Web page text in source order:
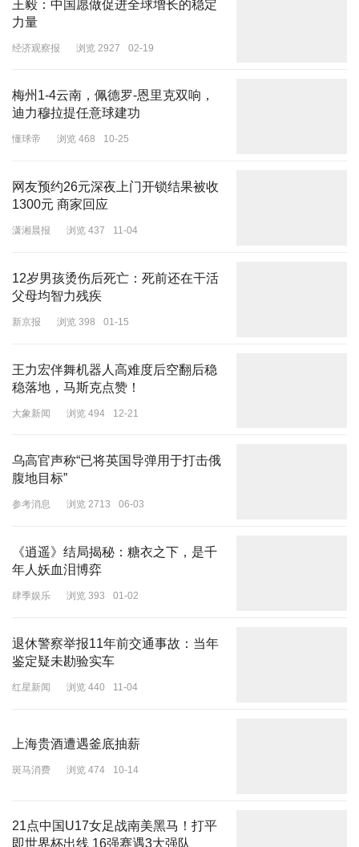
保，该线索被移送至刑侦大队。2023年4月，警方抓获张乙、张甲，
这起“杀子骗保”案的真相才被揭开。
男子与堂哥合谋“杀子骗保”
2020年10月，张乙先找到叶某，编造被害人小张患病无法医治的事
实，让叶某帮忙制造交通事故撞死小张，被叶某当场拒绝，张乙让叶
接着，张乙找到张甲，仍以小张患病无法医治为由，提议制造交通事
故撞死小张骗取保险赔偿款，并承诺分给张甲部分钱款。张甲考虑后
同意。此后，二人共同商定通过制造车辆追尾事故的手段撞死小张。
当日21时许，张乙按照约定驾驶载着小张的小型轿车，停靠在尤溪
县城关镇埔头村国道G235线的道路旁，并让小张从后座左侧下车小
后果。
作案后，张乙、张甲隐瞒事故真相，骗取某保险公司支付交通强制险
法院查明张乙系与堂哥合谋“杀子骗保”，图为骗保（示意图）
堂哥被判死缓且限制减刑
孩子父亲被判死刑
期徒刑六年，并处罚金人民币三万元。决定执行死刑，缓期二年执
刑适当，审判程序合法。二审裁定，驳回上诉，维持原判。
王毅：中国愿做促进全球增长的稳定
力量
经济观察报 浏览 2927 02-19
梅州1-4云南，佩德罗-恩里克双响，
迪力穆拉提任意球建功
懂球帝 浏览 468 10-25
网友预约26元深夜上门开锁结果被收
1300元 商家回应
潇湘晨报 浏览 437 11-04
12岁男孩烫伤后死亡：死前还在干活
父母均智力残疾
新京报 浏览 398 01-15
王力宏伴舞机器人高难度后空翻后稳
稳落地，马斯克点赞！
大象新闻 浏览 494 12-21
乌高官声称“已将英国导弹用于打击俄
腹地目标”
参考消息 浏览 2713 06-03
《逍遥》结局揭秘：糖衣之下，是千
年人妖血泪博弈
肆季娱乐 浏览 393 01-02
退休警察举报11年前交通事故：当年
鉴定疑未勘验实车
红星新闻 浏览 440 11-04
上海贵酒遭遇釜底抽薪
斑马消费 浏览 474 10-14
21点中国U17女足战南美黑马！打平
即世界杯出线 16强赛遇3大强队